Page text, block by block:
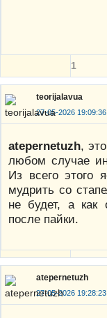
1
teorijalavua
27-05-2026 19:09:36
atepernetuzh,
любом случае
Из всего этого
мудрить со
не будет, а как
после пайки.
atepernetuzh
27-05-2026 19:28:23